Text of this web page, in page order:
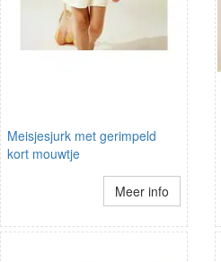
Meisjesjurk met gerimpeld
kort mouwtje
Meer info